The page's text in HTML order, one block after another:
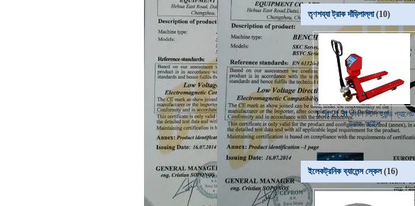
তৃণশয্যা ট্রাক দাঁড়িপাল্লা (10)
1.5t 2t 3t কার্বন স্টিল হ্যান্ড প্যালেট
ট্রাক আইশ
ইলেকট্রনিক ব্যালেন্স স্কেল (16)